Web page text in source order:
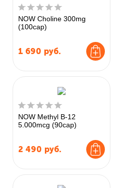
NOW Choline 300mg
(100cap)
1 690 руб.
NOW Methyl B-12
5.000mcg (90cap)
2 490 руб.